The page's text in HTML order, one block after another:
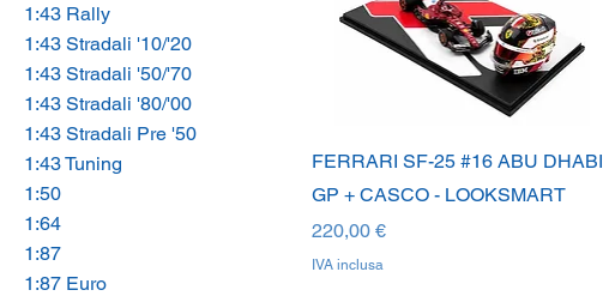
1:43 Rally
1:43 Stradali '10/'20
1:43 Stradali '50/'70
1:43 Stradali '80/'00
1:43 Stradali Pre '50
1:43 Tuning
1:50
1:64
1:87
1:87 Euro
FERRARI SF-25 #16 ABU DHABI
GP + CASCO - LOOKSMART
Prezzo
220,00 €
IVA inclusa